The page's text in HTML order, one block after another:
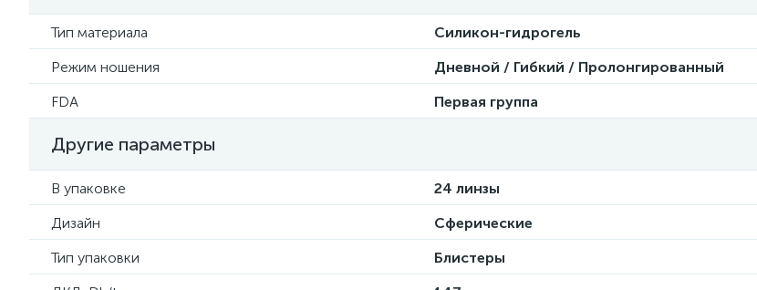
Тип материала
Силикон-гидрогель
Режим ношения
Дневной / Гибкий / Пролонгированный
FDA
Первая группа
Другие параметры
В упаковке
24 линзы
Дизайн
Сферические
Тип упаковки
Блистеры